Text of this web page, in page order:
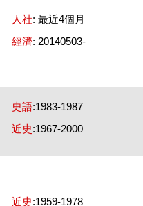
人社: 最近4個月
經濟: 20140503-
史語:1983-1987
近史:1967-2000
近史:1959-1978